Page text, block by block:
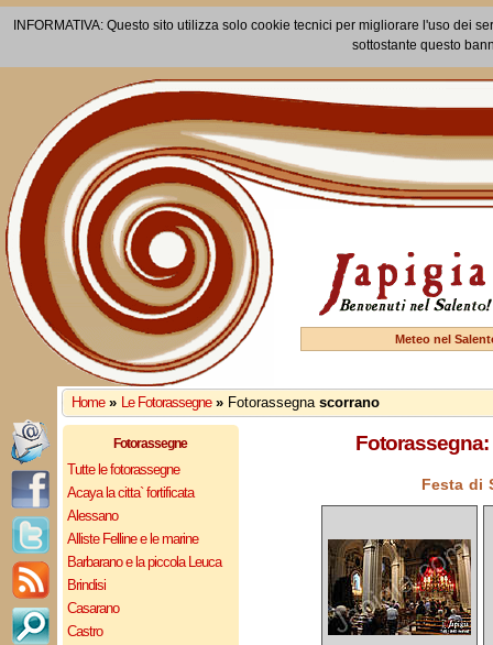
INFORMATIVA: Questo sito utilizza solo cookie tecnici per migliorare l'uso dei
sottostante questo
Meteo nel
Home » Le Fotorassegne » Fotorassegna scorrano
Fotorassegne
Tutte le fotorassegne
Acaya la citta` fortificata
Alessano
Alliste Felline e le marine
Barbarano e la piccola Leuca
Brindisi
Casarano
Castro
Fotorassegna:
Festa di